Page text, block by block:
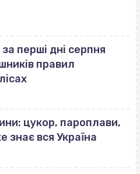
перші дні серпня
правил
цукор, пароплави,
знає вся Україна